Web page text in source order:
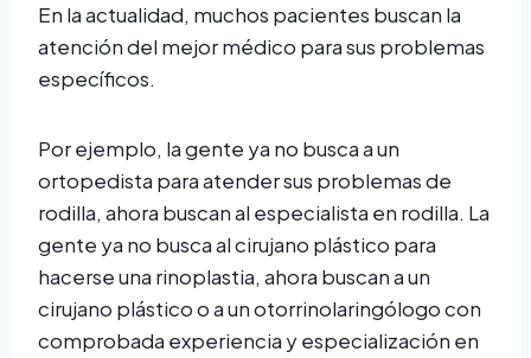
En la actualidad, muchos pacientes buscan la
atención del mejor médico para sus problemas
específicos.
Por ejemplo, la gente ya no busca a un
ortopedista para atender sus problemas de
rodilla, ahora buscan al especialista en rodilla. La
gente ya no busca al cirujano plástico para
hacerse una rinoplastia, ahora buscan a un
cirujano plástico o a un otorrinolaringólogo con
comprobada experiencia y especialización en